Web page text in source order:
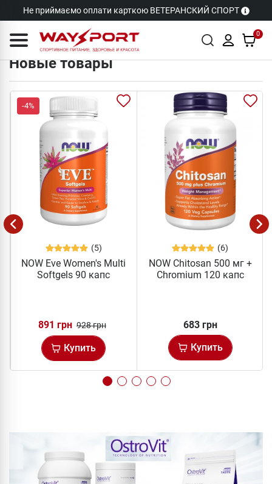
Не приймаємо оплати карткою ВЕТЕРАНСКИЙ СПОРТ
0
Новые товары
-4%
(5)
NOW Eve Women's Multi
Softgels 90 капс
891 грн 928 грн
Купить
(6)
NOW Chitosan 500 мг +
Сhromium 120 капс
683 грн
Купить